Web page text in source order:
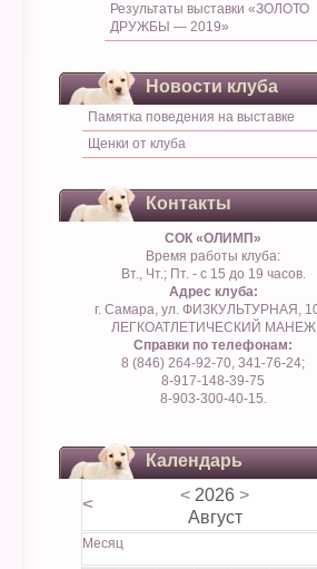
Результаты выставки «ЗОЛОТО
ДРУЖБЫ — 2019»
Новости клуба
Памятка поведения на выставке
Щенки от клуба
Контакты
СОК «ОЛИМП»
Время работы клуба:
Вт., Чт.; Пт. - с 15 до 19 часов.
Адрес клуба:
г. Самара, ул. ФИЗКУЛЬТУРНАЯ,
ЛЕГКОАТЛЕТИЧЕСКИЙ МАНЕЖ
Справки по телефонам:
8 (846) 264-92-70, 341-76-24;
8-917-148-39-75
8-903-300-40-15.
Календарь
< < 2026 >
Август
Месяц